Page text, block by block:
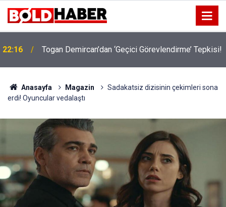
19:32 Sıcak Havalarda Ödem Şikayetini Hafife Almayın!
Anasayfa Magazin
Sadakatsiz dizisinin çekimleri sona
erdi! Oyuncular vedalaştı